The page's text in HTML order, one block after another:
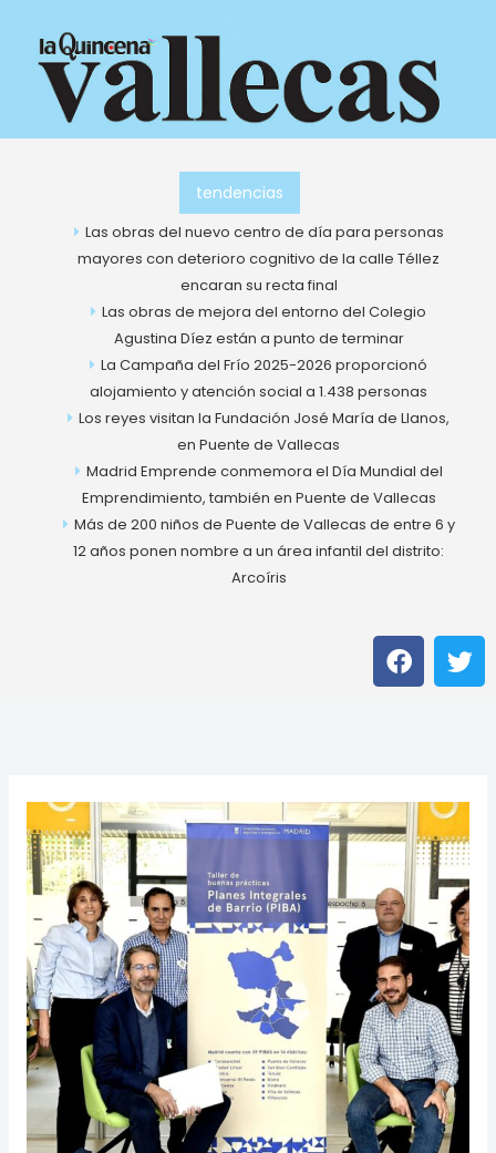
contenido
tendencias
Las obras del nuevo centro de día para personas
mayores con deterioro cognitivo de la calle Téllez
encaran su recta final
Las obras de mejora del entorno del Colegio
Agustina Díez están a punto de terminar
La Campaña del Frío 2025-2026 proporcionó
alojamiento y atención social a 1.438 personas
Los reyes visitan la Fundación José María de Llanos,
en Puente de Vallecas
Madrid Emprende conmemora el Día Mundial del
Emprendimiento, también en Puente de Vallecas
Más de 200 niños de Puente de Vallecas de entre 6 y
12 años ponen nombre a un área infantil del distrito:
Arcoíris
F
a
c
o
k
T
w
i
r